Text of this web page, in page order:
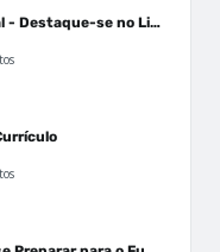
Autoridade Digital - Destaque-se no Linkedin